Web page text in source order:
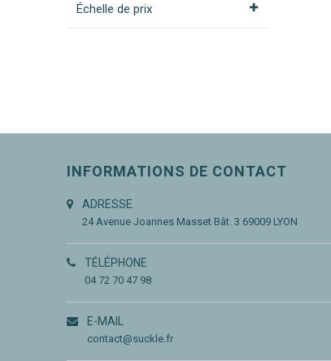
Échelle de prix
INFORMATIONS DE CONTACT
ADRESSE
24 Avenue Joannes Masset Bât. 3 69009 LYON
TÉLÉPHONE
04 72 70 47 98
E-MAIL
contact@suckle.fr